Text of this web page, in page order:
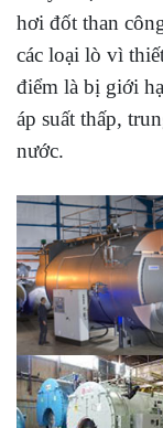
hơi đốt than
các loại lò vì
điểm là bị giới
áp suất thấp,
nước.